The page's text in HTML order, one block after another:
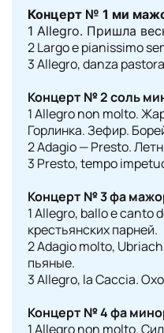
Концерт № 1 ми
1 Allegro. Пришла
2 Largo e pianissimo
3 Allegro, danza
Концерт № 2 соль
1 Allegro non molto.
Горлинка. Зефир.
2 Adagio — Presto.
3 Presto, tempo
Концерт № 3 фа
1 Allegro, ballo e canto
крестьянских парней.
2 Adagio molto,
пьяные.
3 Allegro, la Caccia.
Концерт № 4 фа
1 Allegro non molto.